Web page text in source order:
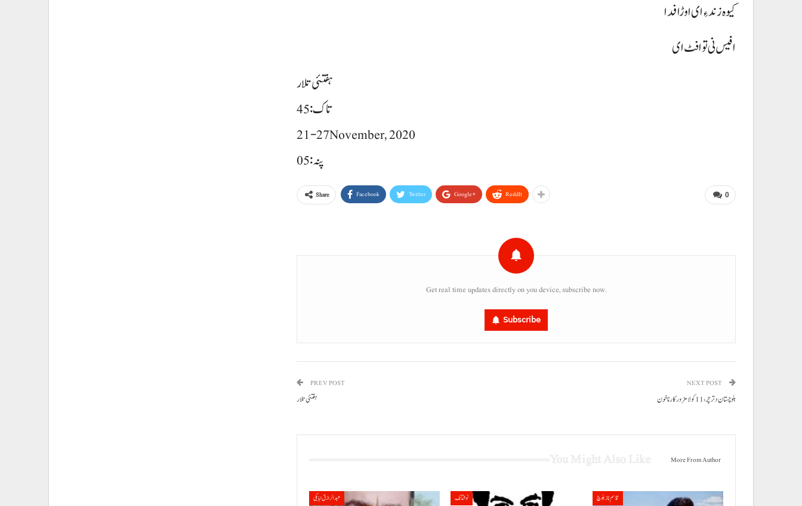
کیوہ زند ءِ ای اوڑا فدا
افیس نی تو افٹ ای
ہفتئی تلار
تاک: 45
21-27 November, 2020
پنہ: 05
0
Share Facebook Twitter Google+ ReddIt
Get real time updates directly on you device, subscribe now.
Subscribe
PREV POST
ہفتئی تلار
NEXT POST
بلوچستان دتر چر، 11 کولا مزورکار نا خون
More From Author
عبدالرازق ابابکی نوشتانک قاسم ناز بلوچ